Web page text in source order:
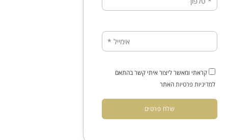
קראתי ומאשר ליצור איתי קשר בהתאם
למדיניות פרטיותהאתר
שלח פרטים